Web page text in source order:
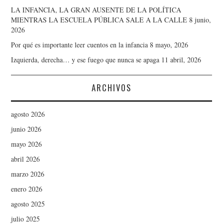
LA INFANCIA, LA GRAN AUSENTE DE LA POLÍTICA
MIENTRAS LA ESCUELA PÚBLICA SALE A LA CALLE 8 junio,
2026
Por qué es importante leer cuentos en la infancia 8 mayo, 2026
Izquierda, derecha… y ese fuego que nunca se apaga 11 abril, 2026
ARCHIVOS
agosto 2026
junio 2026
mayo 2026
abril 2026
marzo 2026
enero 2026
agosto 2025
julio 2025